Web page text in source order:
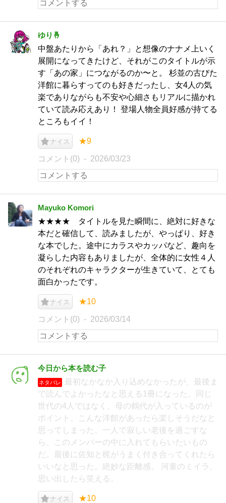
ゆり🤞
中盤あたりから「あれ？」と想像のナナメ上いく
展開になってきたけど、それがこのタイトルが示
す「あの家」につながるのか〜と。 杉並の古びた
洋館に暮らすってのも好きだったし、女4人の気
楽でありながらも不安や心細さもリアルに描かれ
ていて読み応えあり！ 登場人物全員好感が持てる
ところもイイ！
ナイス ★9
コメント(0) 2026/03/23
Mayuko Komori
★★★★ タイトルを見た瞬間に、絶対に好きな
本だと確信して、読みましたが、やっぱり、好き
な本でした。途中にカラスやカッパなど、趣向を
凝らした内容もありましたが、全体的に女性４人
のそれぞれのキャラクターが生きていて、とても
面白かったです。
ナイス ★10
コメント(0) 2026/03/14
今日から本を読む子
ネタバレ
最初なかなか入り込めなかったが、最後ま
で読んでよかったなと思える1冊になった。同じ
世代の4人ではなく、母の鶴代が入っているのが
ポイント。こんな洋館があったら楽しそうだなと
思ってしまった。一人で寂しい老後を過ごすな
ら、このメンバーの中に入れてもらいたいもの
だ。最後に佐知と梶がうまく付き合ってくれたら
いいなと思った。絶妙な距離感。 河童のミイラ、
思い出したら笑える。
ナイス ★10